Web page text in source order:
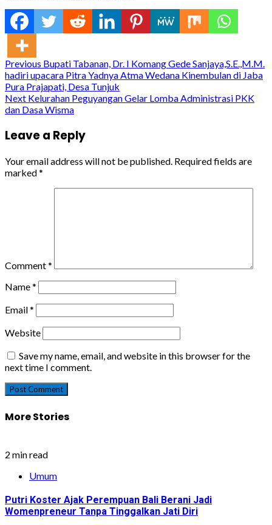
Continue
Reading
Previous Bupati Tabanan, Dr. I Komang Gede Sanjaya,S.E.,M.M.
hadiri upacara Pitra Yadnya Atma Wedana Kinembulan di Jaba
Pura Prajapati, Desa Tunjuk
Next Kelurahan Peguyangan Gelar Lomba Administrasi PKK
dan Dasa Wisma
Leave a Reply
Your email address will not be published. Required fields are
marked*
Comment*
Name*
Email*
Website
Save my name, email, and website in this browser for the
next time I comment.
More Stories
2 min read
Umum
Putri Koster Ajak Perempuan Bali Berani Jadi
Womenpreneur Tanpa Tinggalkan Jati Diri